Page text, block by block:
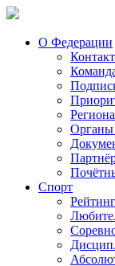
О Федерации
Органы
Спорт